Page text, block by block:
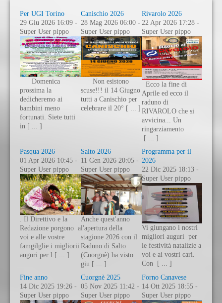
Per UGI Torino
29 Giu 2026 16:09 -
Super User pippo
Domenica
prossima la
dedicheremo ai
bambini meno
fortunati. Siete tutti
in [ ... ]
Canischio 2026
28 Mag 2026 06:00 -
Super User pippo
Non esistono
scuse!!! il 14 Giugno
tutti a Canischio per
celebrare il 20° [ ... ]
Rivarolo 2026
22 Apr 2026 17:28 -
Super User pippo
Ecco la fine di
Aprile ed ecco il
raduno di
RIVAROLO che si
avvicina... Un
ringarziamento
[ ... ]
Pasqua 2026
01 Apr 2026 10:45 -
Super User pippo
. Il Direttivo e la
Redazione porgono a
voi e alle vostre
famgilglie i migliorii
auguri per l [ ... ]
Salto 2026
11 Gen 2026 20:05 -
Super User pippo
Anche quest'anno
l'apertura della
stagione 2026 con il
Raduno di Salto
(Cuorgnè) ha visto
giu [ ... ]
Programma per il
2026
22 Dic 2025 18:13 -
Super User pippo
Vi giungano i nostri
migliori auguri per
le festività natalizie a
voi e ai vostri cari.
Con [ ... ]
Fine anno
14 Dic 2025 19:26 -
Super User pippo
Cuorgnè 2025
05 Nov 2025 11:42 -
Super User pippo
Forno Canavese
14 Ott 2025 18:55 -
Super User pippo